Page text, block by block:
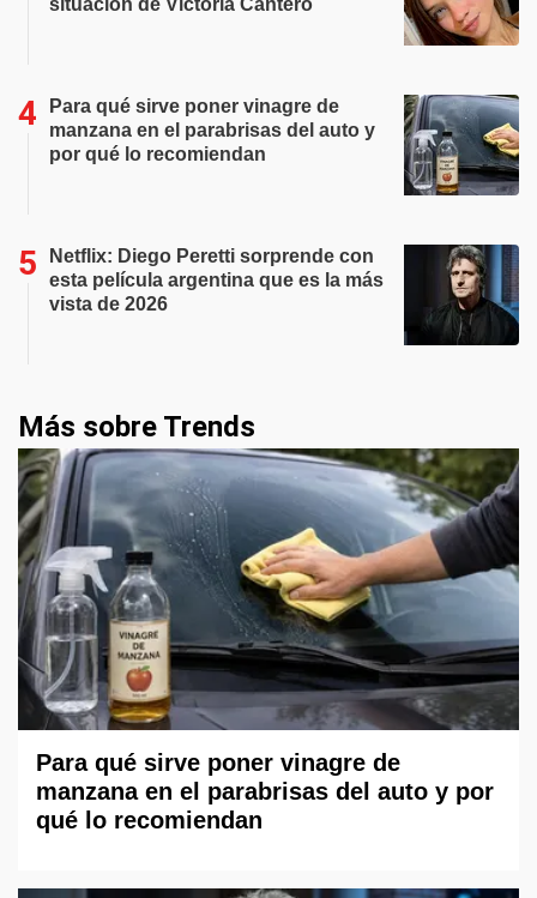
Para qué sirve poner vinagre de
manzana en el parabrisas del auto y
por qué lo recomiendan
Netflix: Diego Peretti sorprende con
esta película argentina que es la más
vista de 2026
Más sobre Trends
Para qué sirve poner vinagre de
manzana en el parabrisas del auto y por
qué lo recomiendan